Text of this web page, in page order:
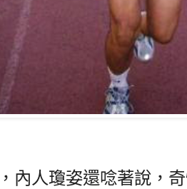
內人瓊姿還唸著說，